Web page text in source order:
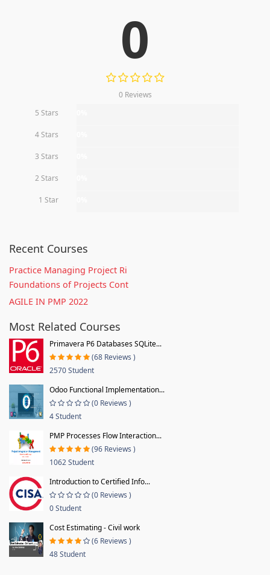
0
0 Reviews
5 Stars
4 Stars
3 Stars
2 Stars
1 Star
Recent Courses
Practice Managing Project Ri
Foundations of Projects Cont
AGILE IN PMP 2022
Most Related Courses
Primavera P6 Databases SQLite...
(68 Reviews )
2570 Student
Odoo Functional Implementation...
(0 Reviews )
4 Student
PMP Processes Flow Interaction...
(96 Reviews )
1062 Student
Introduction to Certified Info...
(0 Reviews )
0 Student
Cost Estimating - Civil work
(6 Reviews )
48 Student